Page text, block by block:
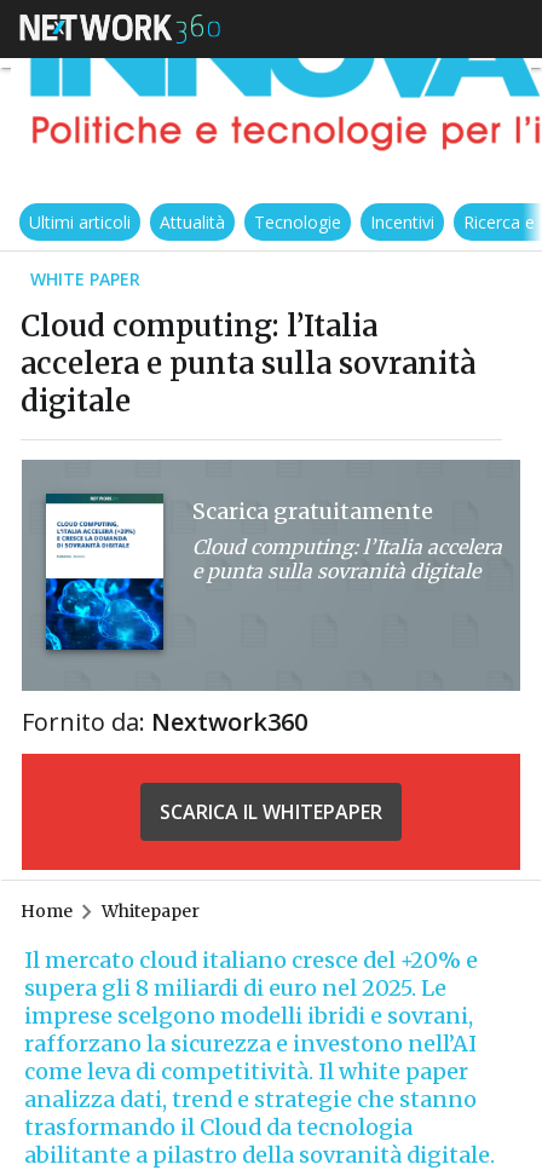
Ultimi articoli Attualità Tecnologie Incentivi Ricerca
WHITE PAPER
Cloud computing: l’Italia
accelera e punta sulla sovranità
digitale
Scarica gratuitamente
Cloud computing: l’Italia accelera
e punta sulla sovranità digitale
Fornito da: Nextwork360
SCARICA IL WHITEPAPER
Home Whitepaper
Il mercato cloud italiano cresce del +20% e
supera gli 8 miliardi di euro nel 2025. Le
imprese scelgono modelli ibridi e sovrani,
rafforzano la sicurezza e investono nell’AI
come leva di competitività. Il white paper
analizza dati, trend e strategie che stanno
trasformando il Cloud da tecnologia
abilitante a pilastro della sovranità digitale.